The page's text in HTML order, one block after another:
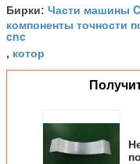
Бирки: Части машины
компоненты точности
cnc
, котор